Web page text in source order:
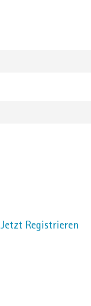
Jetzt Registrieren